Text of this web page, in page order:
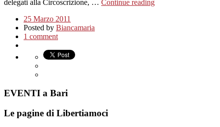
delegati alla Circoscrizione, … Continue reading
25 Marzo 2011
Posted by Biancamaria
1 comment
EVENTI a Bari
Le pagine di Libertiamoci